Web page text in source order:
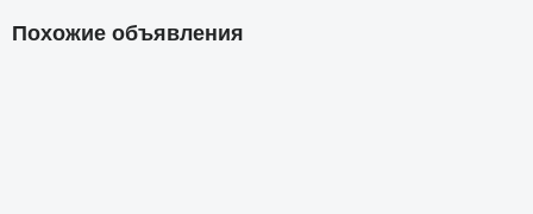
Похожие объявления